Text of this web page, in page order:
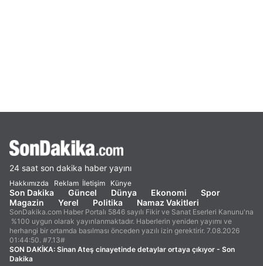
24 saat son dakika haber yayını
Hakkımızda Reklam İletişim Künye
Son Dakika Güncel Dünya Ekonomi
Spor
Magazin
Yerel Politika Namaz Vakitleri
SonDakika.com Haber Portalı 5846 sayılı Fikir ve Sanat Eserleri Kanunu'na
%100 uygun olarak yayınlanmaktadır. Haberlerin yeniden yayımı ve
herhangi bir ortamda basılması önceden yazılı izin gerektirir. 7.08.2026
01:44:50. #7.13#
SON DAKİKA: Sinan Ateş cinayetinde detaylar ortaya çıkıyor - Son
Dakika